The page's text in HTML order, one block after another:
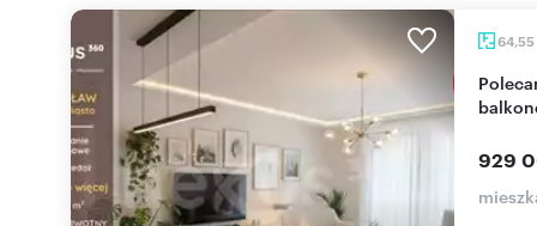
64,55
Polecam nowoczesne 3-pokojowe mieszkanie z
929